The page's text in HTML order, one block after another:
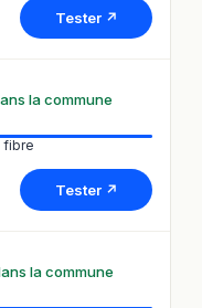
Tester ↗
la commune
fibre
Tester ↗
la commune